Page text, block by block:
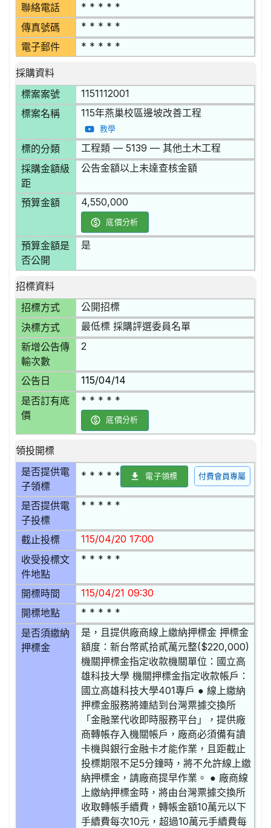
聯絡電話 * * * * *
傳真號碼 * * * * *
電子郵件 * * * * *
採購資料
標案案號
1151112001
標案名稱 115年燕巢校區邊坡改善工程
教學
標的分類 工程類 — 5139 — 其他土木工程
採購金額級
距
公告金額以上未達查核金額
預算金額 4,550,000
底價分析
預算金額是
否公開
是
招標資料
招標方式
公開招標
決標方式 最低標 採購評選委員名單
新增公告傳
輸次數
2
公告日 115/04/14
是否訂有底
價
* * * * *
底價分析
領投開標
是否提供電
子領標
* * * * * 電子領標 付費會員專屬
是否提供電
子投標
* * * * *
截止投標 115/04/20 17:00
收受投標文
件地點
* * * * *
開標時間 115/04/21 09:30
開標地點 * * * * *
是否須繳納
押標金
是，且提供廠商線上繳納押標金 押標金
額度：新台幣貳拾貳萬元整($220,000)
機關押標金指定收款機關單位：國立高
雄科技大學 機關押標金指定收款帳戶：
國立高雄科技大學401專戶 ● 線上繳納
押標金服務將連結到台灣票據交換所
「金融業代收即時服務平台」，提供廠
商轉帳存入機關帳戶，廠商必須備有讀
卡機與銀行金融卡才能作業，且距截止
投標期限不足5分鐘時，將不允許線上繳
納押標金，請廠商提早作業。 ● 廠商線
上繳納押標金時，將由台灣票據交換所
收取轉帳手續費，轉帳金額10萬元以下
手續費每次10元，超過10萬元手續費每